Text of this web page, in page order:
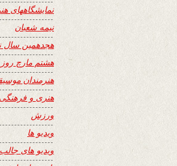
نمایشگاههای
نیمه شعبان
هجدهمین سال
هشتم مارچ
هنرمندان
هنری و فرهنگی
ورزش
ویدیو ها
ویدیو های